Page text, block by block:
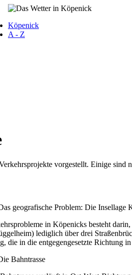
Köpenick
A - Z
vorgestellt. Einige sind
geografische Problem: Die Insellage
in Köpenicks besteht
lediglich über drei
die in die entgegengesetzte Richtung
Bahntrasse